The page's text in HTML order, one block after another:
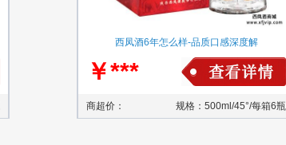
西凤酒6年怎么样-品质口感深度解
￥***
商超价： 规格：500ml/45°/每箱6瓶